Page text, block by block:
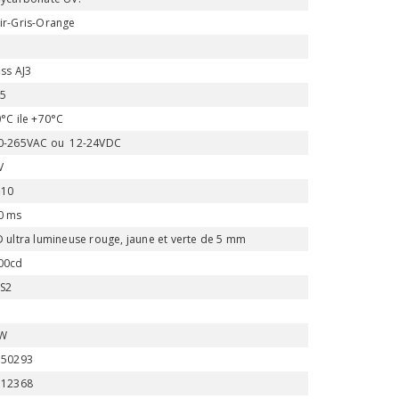
Gris-Orange
AJ3
ile +70°C
265VAC ou 12-24VDC
ms
ultra lumineuse rouge, jaune et verte de 5 mm
12368